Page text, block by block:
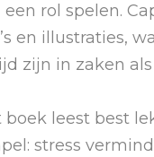
rol spelen.
en illustraties,
zijn in zaken
boek leest best
stress